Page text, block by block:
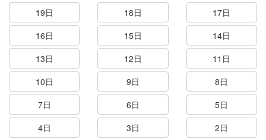
19日
18日
17日
16日
15日
14日
13日
12日
11日
10日
9日
8日
7日
6日
5日
4日
3日
2日